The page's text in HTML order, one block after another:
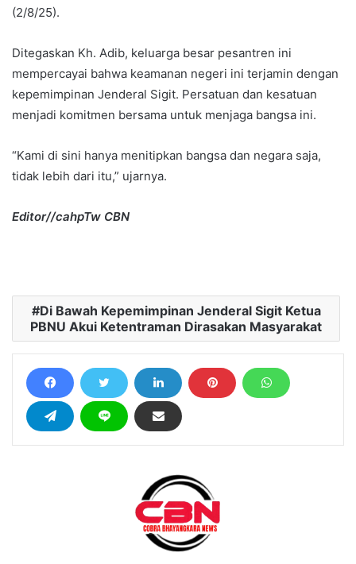
(2/8/25).
Ditegaskan Kh. Adib, keluarga besar pesantren ini
mempercayai bahwa keamanan negeri ini terjamin dengan
kepemimpinan Jenderal Sigit. Persatuan dan kesatuan
menjadi komitmen bersama untuk menjaga bangsa ini.
“Kami di sini hanya menitipkan bangsa dan negara saja,
tidak lebih dari itu,” ujarnya.
Editor//cahpTw CBN
Di Bawah Kepemimpinan Jenderal Sigit Ketua
PBNU Akui Ketentraman Dirasakan Masyarakat